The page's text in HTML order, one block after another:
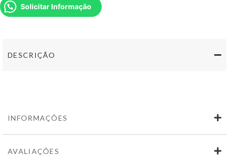
Doroteia
XVII
Solicitar Informação
DESCRIÇÃO
INFORMAÇÕES
AVALIAÇÕES